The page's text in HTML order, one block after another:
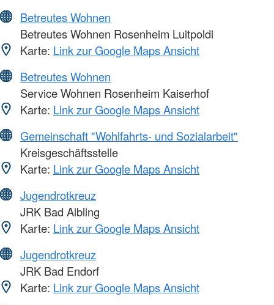
Betreutes Wohnen
Betreutes Wohnen Rosenheim Luitpoldi
Karte: Link zur Google Maps Ansicht
Betreutes Wohnen
Service Wohnen Rosenheim Kaiserhof
Karte: Link zur Google Maps Ansicht
Gemeinschaft "Wohlfahrts- und Sozialarbeit"
Kreisgeschäftsstelle
Karte: Link zur Google Maps Ansicht
Jugendrotkreuz
JRK Bad Aibling
Karte: Link zur Google Maps Ansicht
Jugendrotkreuz
JRK Bad Endorf
Karte: Link zur Google Maps Ansicht